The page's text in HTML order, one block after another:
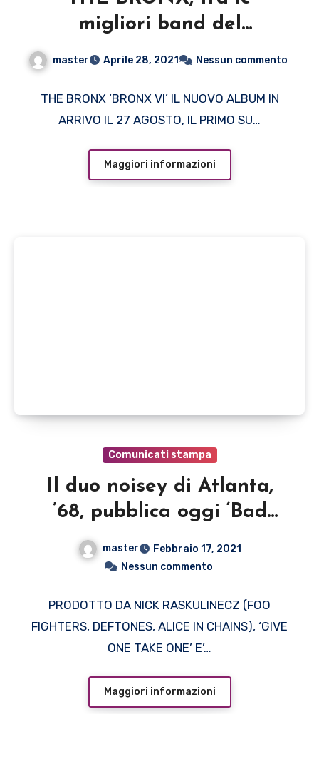
migliori band del
californiano, annunciano il
nuovo album ‘BRONX VI’
ed i primi due singoli
master Aprile 28, 2021 Nessun commento
THE BRONX ‘BRONX VI’ IL NUOVO ALBUM IN
ARRIVO IL 27 AGOSTO, IL PRIMO SU…
Maggiori informazioni
Comunicati stampa
Il duo noisey di Atlanta,
’68, pubblica oggi ‘Bad
Bite’, il nuovo singolo
tratto da ‘Give One Take
album in arrivo il 26 marzo
(Cooking Vinyl)
master
Febbraio 17, 2021
Nessun commento
PRODOTTO DA NICK RASKULINECZ (FOO
FIGHTERS, DEFTONES, ALICE IN CHAINS), ‘GIVE
ONE TAKE ONE’ E’…
Maggiori informazioni